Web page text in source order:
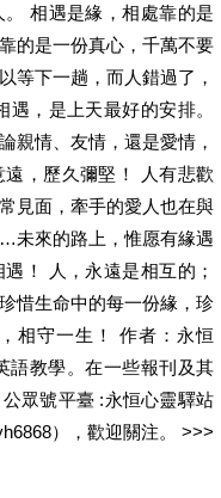
相遇是緣，相處靠的是
的是一份真心，千萬不要
等下一趟，而人錯過了，
，是上天最好的安排。
親情、友情，還是愛情，
，歷久彌堅！ 人有悲歡
見面，牽手的愛人也在與
未來的路上，惟愿有緣遇
！ 人，永遠是相互的；
惜生命中的每一份緣，珍
相守一生！ 作者：永恒
語教學。在一些報刊及其
眾號平臺 :永恒心靈驛站
），歡迎關注。 >>>